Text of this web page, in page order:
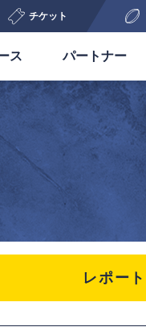
チケット
ス パートナー
レポート